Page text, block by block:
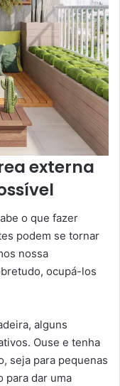
externa
o que fazer
podem se tornar
nossa
ocupá-los
alguns
Ouse e tenha
seja para pequenas
para dar uma